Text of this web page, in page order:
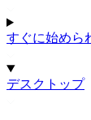
すぐに始めら
デスクトップ